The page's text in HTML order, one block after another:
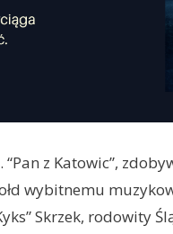
z Katowic”,
wybitnemu
Skrzek, rodowity